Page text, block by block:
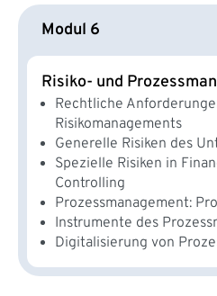
Modul 6
Risiko- und
Rechtliche
Risikomanagements
Generelle Risiken des
Spezielle Risiken in
Controlling
Prozessmanagement:
Instrumente des
Digitalisierung von